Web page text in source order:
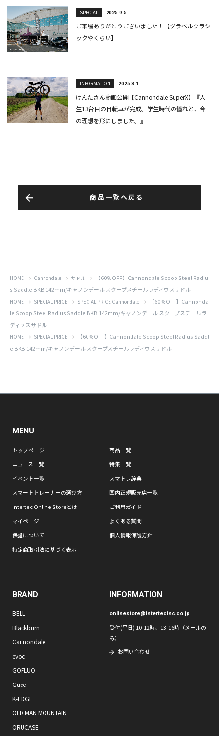
商品一覧へ戻る
HOME Cannondale サドル
【60％OFF】Cannondale Scoop Steel Radiu
s Saddle BKB 142mm/キャノンデール スクープスチールラディウスサドル
HOME SPECIAL PRICE SPECIAL PRICE Cannondale
【60％OFF】Cannonda
le Scoop Steel Radius Saddle BKB 142mm/キャノンデール スクープスチールラ
ディウスサドル
HOME SPECIAL PRICE
【60％OFF】Cannondale Scoop Steel Radius Saddl
e BKB 142mm/キャノンデール スクープスチールラディウスサドル
MENU
トップページ
商品一覧
ニュース一覧
特集一覧
イベント一覧
スマトレ辞典
スマートトレーナーの選び方
国内正規販売店一覧
Intertec Online Storeとは
ご利用ガイド
マイページ
よくある質問
保証について
個人情報保護方針
特定商取引法に基づく表示
BRAND
BELL
Blackburn
Cannondale
evoc
GOFLUO
Guee
K-EDGE
OLD MAN MOUNTAIN
ORUCASE
INFORMATION
onlinestore@intertecinc.co.jp
受付(平日) 10-12時、13-16時（メールの
み）
お問い合わせ